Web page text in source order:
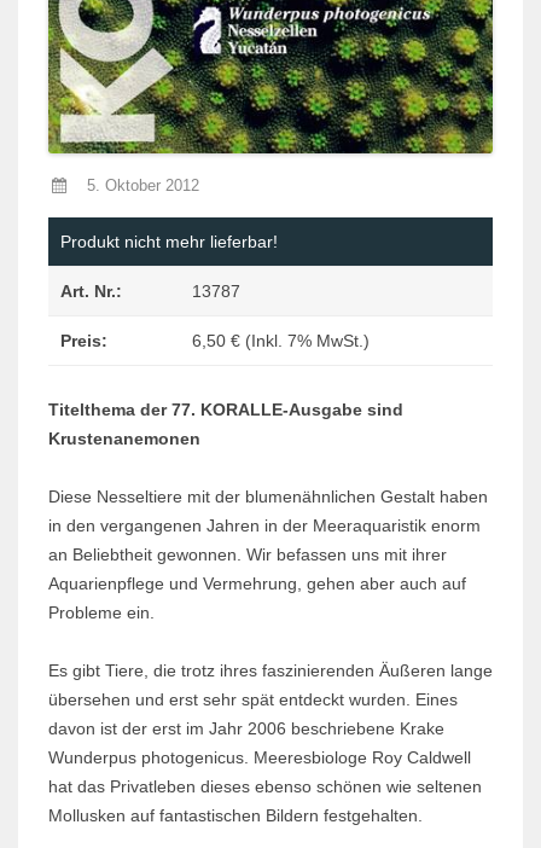
5. Oktober 2012
Produkt nicht mehr lieferbar!
Art. Nr.: 13787
Preis: 6,50 € (Inkl. 7% MwSt.)
Titelthema der 77. KORALLE-Ausgabe sind
Krustenanemonen
Diese Nesseltiere mit der blumenähnlichen Gestalt haben
in den vergangenen Jahren in der Meeraquaristik enorm
an Beliebtheit gewonnen. Wir befassen uns mit ihrer
Aquarienpflege und Vermehrung, gehen aber auch auf
Probleme ein.
Es gibt Tiere, die trotz ihres faszinierenden Äußeren lange
übersehen und erst sehr spät entdeckt wurden. Eines
davon ist der erst im Jahr 2006 beschriebene Krake
Wunderpus photogenicus. Meeresbiologe Roy Caldwell
hat das Privatleben dieses ebenso schönen wie seltenen
Mollusken auf fantastischen Bildern festgehalten.